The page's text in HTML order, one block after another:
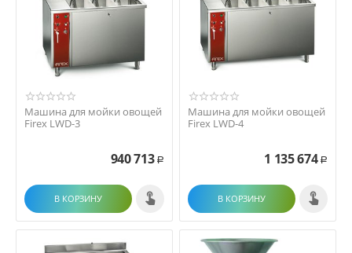
Машина для мойки овощей
Firex LWD-3
940 713 Р
В КОРЗИНУ
Машина для мойки овощей
Firex LWD-4
1 135 674 Р
В КОРЗИНУ